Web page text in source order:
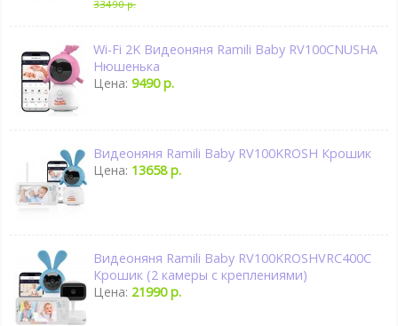
33490 р.
Wi-Fi 2K Видеоняня Ramili Baby RV100CNUSHA
Нюшенька
Цена:9490 р.
Видеоняня Ramili Baby RV100KROSH Крошик
Цена: 13658 р.
Видеоняня Ramili Baby RV100KROSHVRC400C
Крошик (2 камеры с креплениями)
Цена: 21990 р.